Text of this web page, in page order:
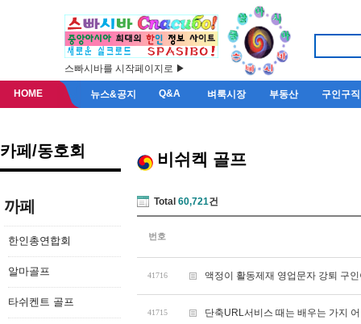
스빠시바를 시작페이지로 ▶
HOME 뉴스&공지 Q&A 벼룩시장 부동산 구인구직
카페/동호회
까페
한인총연합회
알마골프
타쉬켄트 골프
비쉬켁 골프
Total 60,721건
번호
41716 액정이 활동제재 영업문자 강퇴 구
41715 단축URL서비스 때는 배우는 가지